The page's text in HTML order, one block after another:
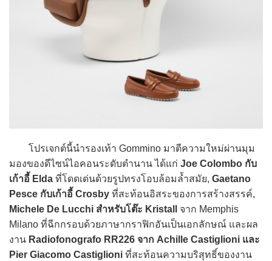
โปรเจกต์นี้นำรองเท้า Gommino มาตีความใหม่ผ่านมุม
มองของดีไซน์ไอคอนระดับตำนาน ได้แก่ Joe Colombo กับ
เก้าอี้ Elda ที่โดดเด่นด้วยรูปทรงโอบล้อมล้ำสมัย, Gaetano
Pesce กับเก้าอี้ Crosby ที่สะท้อนอิสระของการสร้างสรรค์,
Michele De Lucchi สำหรับโต๊ะ Kristall
จาก Memphis
Milano ที่ฉีกกรอบด้วยภาษากราฟิกอันเป็นเอกลักษณ์ และผล
งาน Radiofonografo RR226 จาก Achille Castiglioni และ
Pier Giacomo Castiglioni ที่สะท้อนความบริสุทธิ์ของงาน